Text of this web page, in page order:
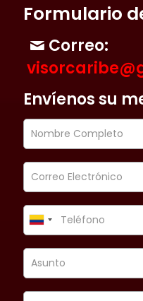
Formulario
Correo:
Envíenos su